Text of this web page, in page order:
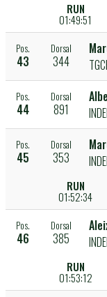
RUN
01:49:51
Pos.
43
Dorsal
344
Pos.
44
Dorsal
891
Pos.
45
Dorsal
353
RUN
01:52:34
Pos.
46
Dorsal
385
RUN
01:53:12